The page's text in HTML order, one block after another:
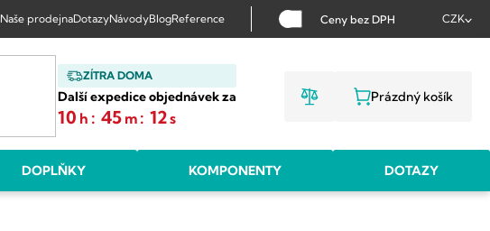
Naše prodejnaDotazyNávodyBlogReference Ceny bez DPH CZK
ZÍTRA DOMA
Další expedice objednávek za
10 h : 45 m : 11 s
NÁKUPNÍ
Prázdný košík
DOPLŇKY KOMPONENTY DOTAZY